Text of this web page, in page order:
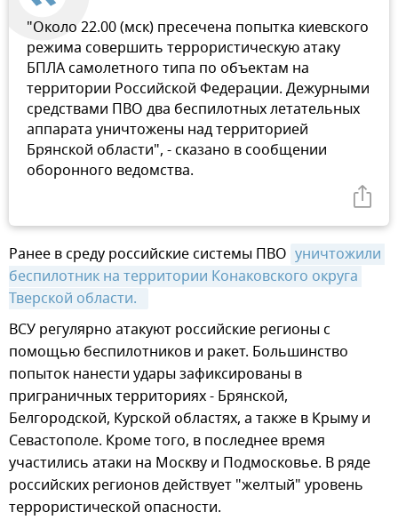
"Около 22.00 (мск) пресечена попытка киевского
режима совершить террористическую атаку
БПЛА самолетного типа по объектам на
территории Российской Федерации. Дежурными
средствами ПВО два беспилотных летательных
аппарата уничтожены над территорией
Брянской области", - сказано в сообщении
оборонного ведомства.
Ранее в среду российские системы ПВО уничтожили
беспилотник на территории Конаковского округа
Тверской области.
ВСУ регулярно атакуют российские регионы с
помощью беспилотников и ракет. Большинство
попыток нанести удары зафиксированы в
приграничных территориях - Брянской,
Белгородской, Курской областях, а также в Крыму и
Севастополе. Кроме того, в последнее время
участились атаки на Москву и Подмосковье. В ряде
российских регионов действует "желтый" уровень
террористической опасности.